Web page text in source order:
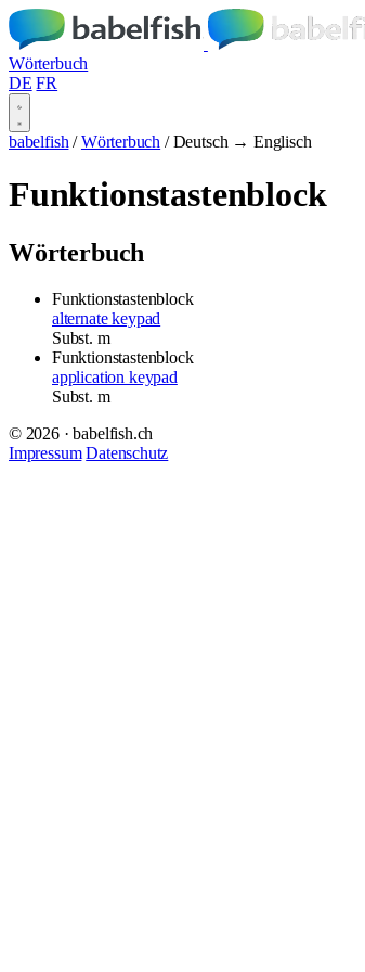
Wörterbuch
DE FR
babelfish / Wörterbuch / Deutsch → Englisch
Funktionstastenblock
Wörterbuch
Funktionstastenblock
alternate keypad
Subst. m
Funktionstastenblock
application keypad
Subst. m
© 2026 · babelfish.ch
Impressum Datenschutz